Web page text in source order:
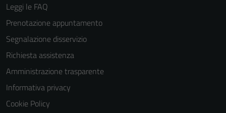
Leggi le FAQ
Prenotazione appuntamento
Segnalazione disservizio
Richiesta assistenza
Amministrazione trasparente
Informativa privacy
Cookie Policy